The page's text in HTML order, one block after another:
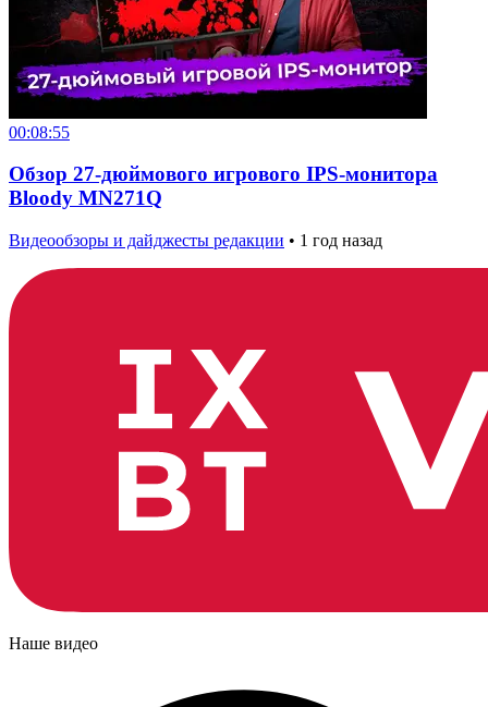
00:08:55
Обзор 27-дюймового игрового IPS-монитора
Bloody MN271Q
Видеообзоры и дайджесты редакции • 1 год назад
Наше видео